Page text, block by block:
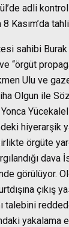
adli
Kasım’da
sahibi Burak
“örgüt
Ulu ve
Olgun ile
hiyerarşik
örgüte
dava
görülüyor.
çıkış
talebini
yakalama